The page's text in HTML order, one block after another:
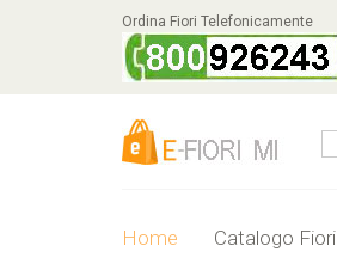
Ordina Fiori Telefonicamente
Home Catalogo Fiori